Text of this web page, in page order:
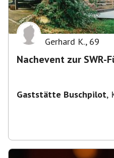
Gerhard K., 69
Nachevent zur SWR-
Gaststätte Buschpilot,